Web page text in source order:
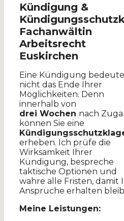
Kündigung &
Fachanwältin
Arbeitsrecht
Euskirchen
Eine Kündigung
nicht das Ende Ihrer
Möglichkeiten. Denn
innerhalb von
drei Wochen nach
können Sie eine
erheben. Ich prüfe die
Wirksamkeit Ihrer
Kündigung, bespreche
taktische Optionen und
wahre alle Fristen, damit
Ansprüche erhalten
Meine Leistungen: